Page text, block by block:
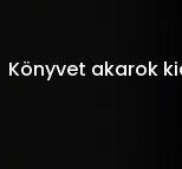
Könyvet akarok